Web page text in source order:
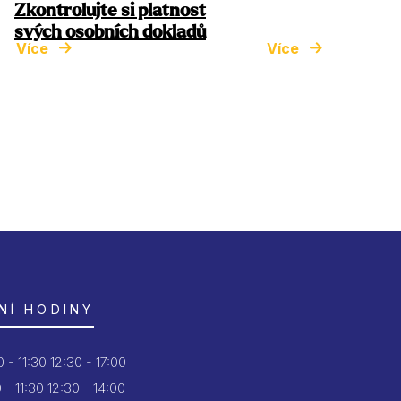
Zkontrolujte si platnost
svých osobních dokladů
Více
Více
HODINY
- 11:30 12:30 - 17:00
11:30 12:30 - 14:00